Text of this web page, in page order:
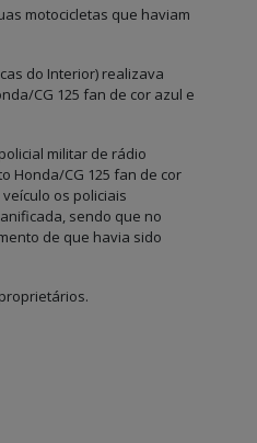
motocicletas que haviam
do Interior) realizava
CG 125 fan de cor azul e
militar de rádio
Honda/CG 125 fan de cor
os policiais
sendo que no
de que havia sido